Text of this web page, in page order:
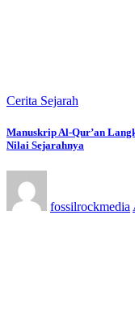
Cerita Sejarah
Manuskrip Al-Qur’an
Nilai Sejarahnya
fossilrockmedia